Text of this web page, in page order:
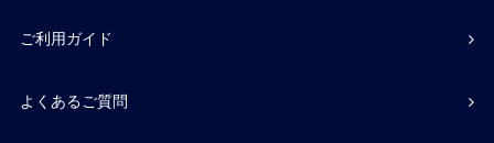
ご利用ガイド
よくあるご質問